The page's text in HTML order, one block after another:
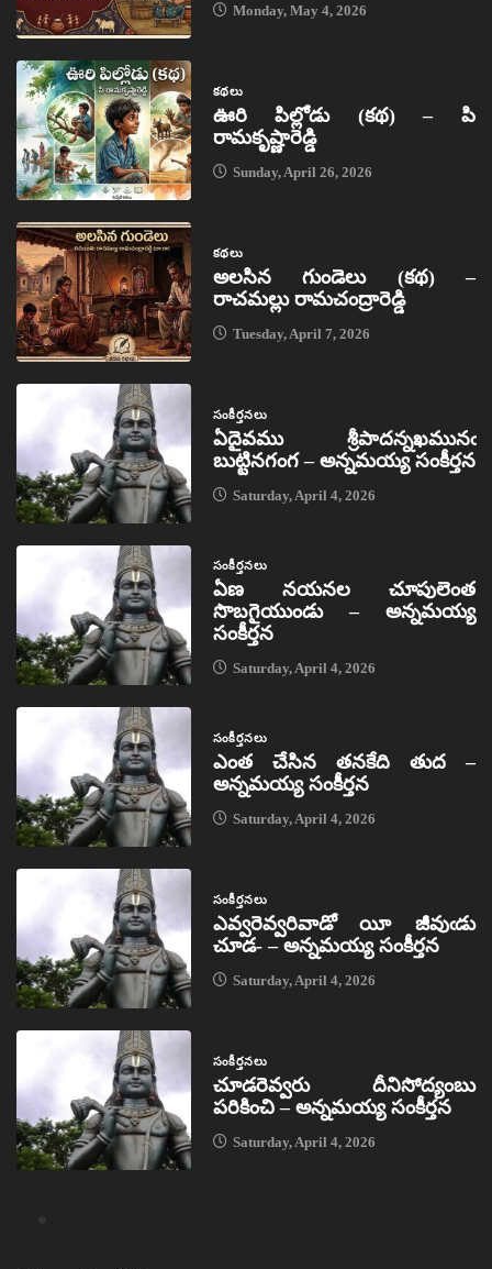
Monday, May 4, 2026
కథలు
ఊరి పిల్లోడు (కథ) – పి
రామకృష్ణారెడ్డి
Sunday, April 26, 2026
కథలు
అలసిన గుండెలు (కథ) –
రాచమల్లు రామచంద్రారెడ్డి
Tuesday, April 7, 2026
సంకీర్తనలు
ఏదైవము శ్రీపాదన్నఖమునఁ
బుట్టినగంగ – అన్నమయ్య సంకీర్తన
Saturday, April 4, 2026
సంకీర్తనలు
ఏణ నయనల చూపులెంత
సొబగైయుండు – అన్నమయ్య
సంకీర్తన
Saturday, April 4, 2026
సంకీర్తనలు
ఎంత చేసిన తనకేది తుద –
అన్నమయ్య సంకీర్తన
Saturday, April 4, 2026
సంకీర్తనలు
ఎవ్వరెవ్వరివాడో యీ జీవుఁడు
చూడ- – అన్నమయ్య సంకీర్తన
Saturday, April 4, 2026
సంకీర్తనలు
చూడరెవ్వరు దీనిసోద్యంబు
పరికించి – అన్నమయ్య సంకీర్తన
Saturday, April 4, 2026